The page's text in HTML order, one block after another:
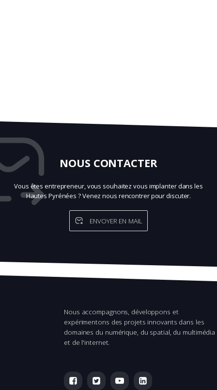
NOUS CONTACTER
Vous êtes entrepreneur, vous souhaitez vous implanter dans les
Hautes Pyrénées ? Venez nous rencontrer pour discuter.
ENVOYER EN MAIL
Nous accompagnons, développons et
expérimentons des projets innovants dans les
domaines du numérique, du spatial, du multimédia
et de l'internet.